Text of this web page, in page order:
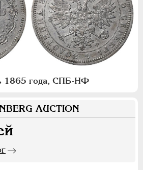
1865 года, СПБ-НФ
AUCTION